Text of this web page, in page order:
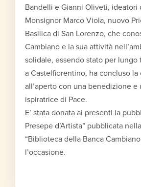
Bandelli e Gianni Oliveti, ideatori
Monsignor Marco Viola, nuovo
Basilica di San Lorenzo, che
Cambiano e la sua attività
solidale, essendo stato per lungo
a Castelfiorentino, ha concluso la
all’aperto con una benedizione e
ispiratrice di Pace.
E’ stata donata ai presenti la
Presepe d’Artista” pubblicata
“Biblioteca della Banca
l’occasione.